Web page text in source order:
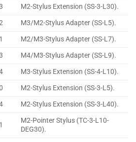
M2-Stylus Extension (SS-3-L30).
M3/M2-Stylus Adapter (SS-L5).
M2/M3-Stylus Adapter (SS-L7).
M4/M3-Stylus Adapter (SS-L9).
M3-Stylus Extension (SS-4-L10).
M2-Stylus Extension (SS-3-L5).
M2-Stylus Extension (SS-3-L40).
M2-Pointer Stylus (TC-3-L10-
DEG30).